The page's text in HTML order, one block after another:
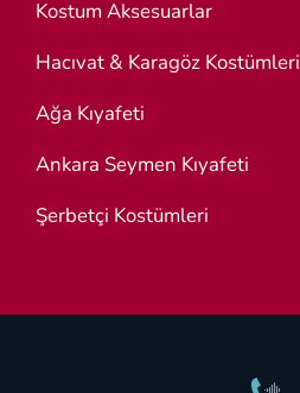
Kostum Aksesuarlar
Hacıvat & Karagöz Kostümleri
Ağa Kıyafeti
Ankara Seymen Kıyafeti
Şerbetçi Kostümleri